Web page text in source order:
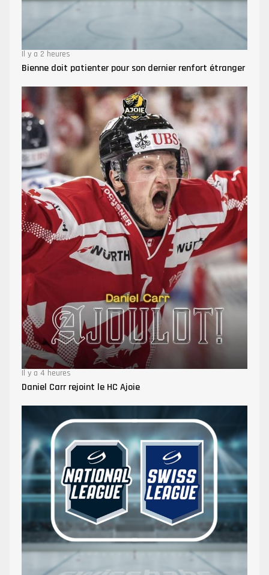
Il y a 2 heures
Bienne doit patienter pour son dernier renfort étranger
Il y a 4 heures
Daniel Carr rejoint le HC Ajoie